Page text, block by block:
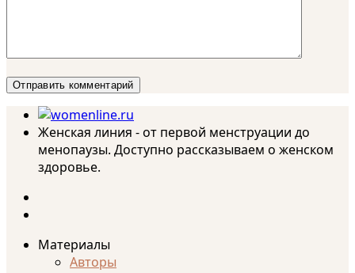
Женская линия - от первой менструации до
менопаузы. Доступно рассказываем о женском
здоровье.
Материалы
Авторы